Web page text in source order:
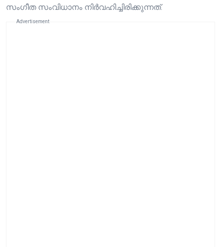
സംഗീത സംവിധാനം നിർവഹിച്ചിരിക്കുന്നത്.
Advertisement